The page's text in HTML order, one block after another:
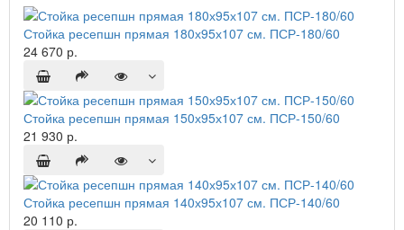
Стойка ресепшн прямая 180х95х107 см. ПСР-180/60
24 670 р.
Стойка ресепшн прямая 150х95х107 см. ПСР-150/60
21 930 р.
Стойка ресепшн прямая 140х95х107 см. ПСР-140/60
20 110 р.